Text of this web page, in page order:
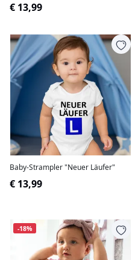
€ 13,99
Baby-Strampler "Neuer Läufer"
€ 13,99
-18%